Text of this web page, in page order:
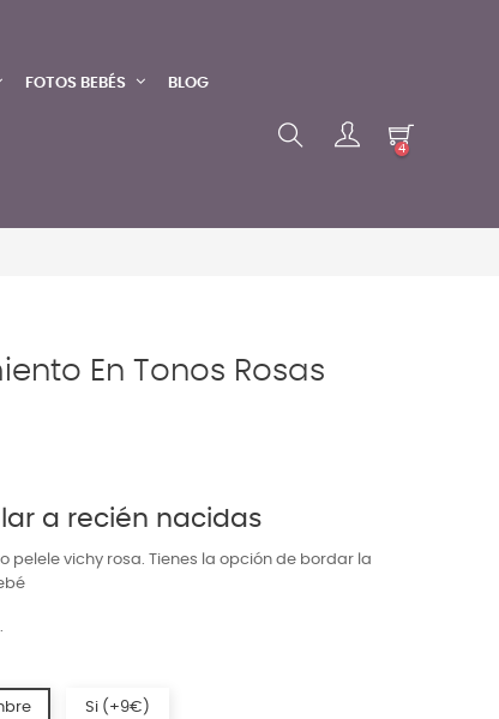
FOTOS BEBÉS BLOG
4
En Tonos Rosas
a recién nacidas
pelele vichy rosa. Tienes la opción de bordar la
Si (+9€)